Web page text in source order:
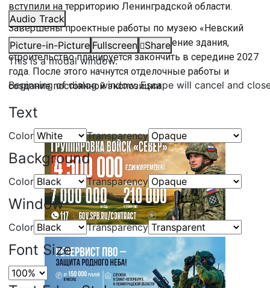
Audio Track
Picture-in-Picture Fullscreen
Share
This is a modal window.
Beginning of dialog window. Escape will cancel and
Text
Color Transparency
Background
Color Transparency
Window
Color Transparency
Font Size
вступили на территорию Ленинградской области.
Завершены проектные работы по музею «Невский
пятачок». Сейчас начинается возведение здания,
строительство планируется закончить в середине 2027
года. После этого начнутся отделочные работы и
создание постоянной экспозиции.